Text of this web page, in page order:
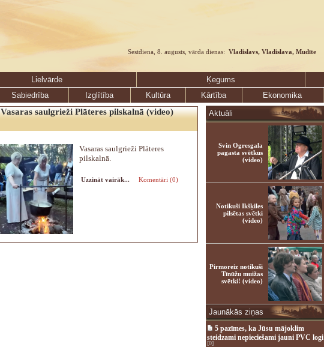
Sestdiena, 8. augusts, vārda dienas: Vladislavs, Vladislava, Mudīte
Lielvārde Ķegums
Sabiedrība Izglītība Kultūra Kārtība Ekonomika
Vasaras saulgrieži Plāteres pilskalnā (video)
Vasaras saulgrieži Plāteres
pilskalnā.
Uzzināt vairāk... Komentāri (0)
Aktuāli
Svin Ogresgala
pagasta svētkus
(video)
Notikuši Ikšķiles
pilsētas svētki
(video)
Pirmoreiz notikuši
Tīnūžu muižas
svētki! (video)
Jaunākās ziņas
5 pazīmes, ka Jūsu mājoklim
steidzami nepieciešami jauni PVC logi
[0]